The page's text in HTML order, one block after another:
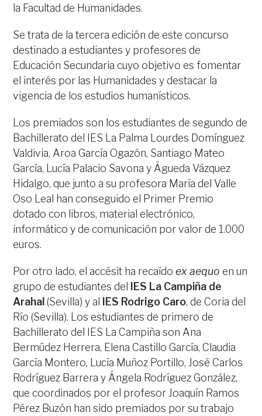
la Facultad de Humanidades.
Se trata de la tercera edición de este concurso
destinado a estudiantes y profesores de
Educación Secundaria cuyo objetivo es fomentar
el interés por las Humanidades y destacar la
vigencia de los estudios humanísticos.
Los premiados son los estudiantes de segundo de
Bachillerato del IES La Palma Lourdes Domínguez
Valdivia, Aroa García Ogazón, Santiago Mateo
García, Lucía Palacio Savona y Águeda Vázquez
Hidalgo, que junto a su profesora María del Valle
Oso Leal han conseguido el Primer Premio
dotado con libros, material electrónico,
informático y de comunicación por valor de 1.000
euros.
Por otro lado, el accésit ha recaídoex aequo en un
grupo de estudiantes del
IES La Campiña de
Arahal (Sevilla) y al IES Rodrigo Caro, de Coria del
Río (Sevilla). Los estudiantes de primero de
Bachillerato del IES La Campiña son Ana
Bermúdez Herrera, Elena Castillo García, Claudia
García Montero, Lucía Muñoz Portillo, José Carlos
Rodríguez Barrera y Ángela Rodríguez González,
que coordinados por el profesor Joaquín Ramos
Pérez Buzón han sido premiados por su trabajo